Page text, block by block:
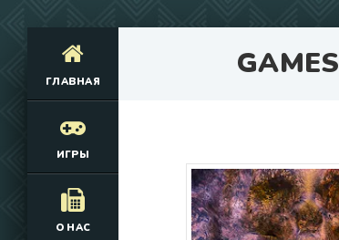
GAMES
ГЛАВНАЯ
ИГРЫ
О НАС